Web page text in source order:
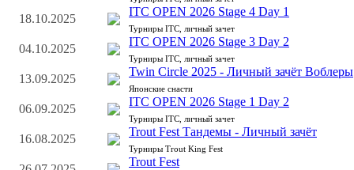
18.10.2025
ITC OPEN 2026 Stage 4 Day 1
Турниры ITC, личный зачет
04.10.2025
ITC OPEN 2026 Stage 3 Day 2
Турниры ITC, личный зачет
13.09.2025
Twin Circle 2025 - Личный зачёт Воблеры
Японские снасти
06.09.2025
ITC OPEN 2026 Stage 1 Day 2
Турниры ITC, личный зачет
16.08.2025
Trout Fest Тандемы - Личный зачёт
Турниры Trout King Fest
Trout Fest